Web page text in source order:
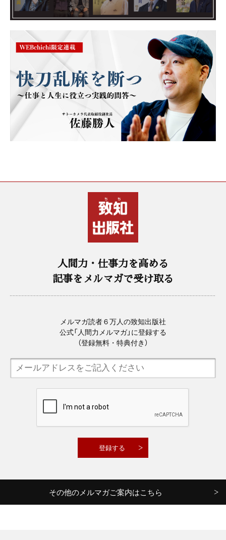
人間力・仕事力を高める
記事をメルマガで受け取る
メルマガ読者６万人の致知出版社
公式「人間力メルマガ」に登録する
（登録無料・特典付き）
その他のメルマガご案内はこちら